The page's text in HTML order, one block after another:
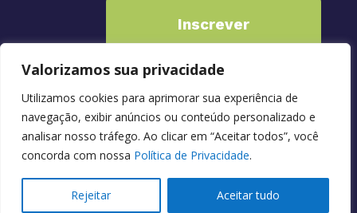
Valorizamos sua privacidade
Utilizamos cookies para aprimorar sua experiência de
navegação, exibir anúncios ou conteúdo personalizado e
analisar nosso tráfego. Ao clicar em “Aceitar todos”, você
concorda com nossa Política de Privacidade.
Rejeitar Aceitar tudo
Inscrever
Copyright © 2026 RSCOOP150